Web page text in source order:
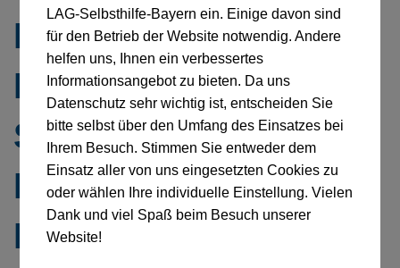
LAG-Selbsthilfe-Bayern ein. Einige davon sind
für den Betrieb der Website notwendig. Andere
helfen uns, Ihnen ein verbessertes
Informationsangebot zu bieten. Da uns
Datenschutz sehr wichtig ist, entscheiden Sie
bitte selbst über den Umfang des Einsatzes bei
Ihrem Besuch. Stimmen Sie entweder dem
Einsatz aller von uns eingesetzten Cookies zu
oder wählen Ihre individuelle Einstellung. Vielen
Dank und viel Spaß beim Besuch unserer
Website!
Deutsche
Polyneuropathie
Selbsthilfe –
Landesverband
Bayern e. V.